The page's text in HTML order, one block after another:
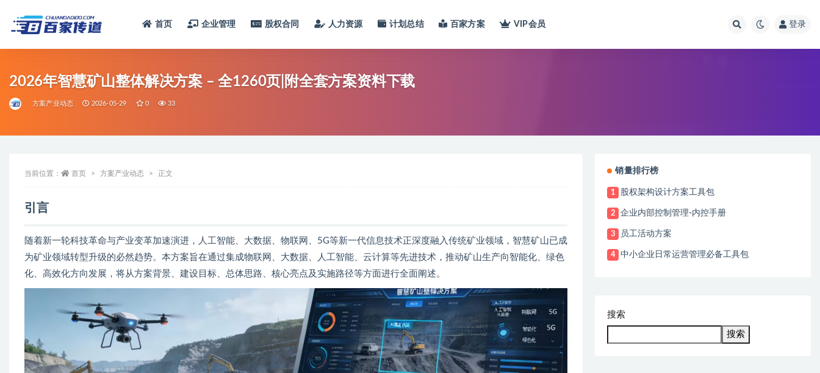
首页 企业管理 股权合同 人力资源 计划总结 百家方案 VIP会员 登录
2026年智慧矿山整体解决方案 – 全1260页|附全套方案资料下载
方案产业动态 2026-05-29 0 33
当前位置： 首页 方案产业动态 正文
引言
随着新一轮科技革命与产业变革加速演进，人工智能、大数据、物联网、5G等新一代信息技术正深度融入传统矿业领域，智慧矿山已成
为矿业领域转型升级的必然趋势。本方案旨在通过集成物联网、大数据、人工智能、云计算等先进技术，推动矿山生产向智能化、绿色
化、高效化方向发展，将从方案背景、建设目标、总体思路、核心亮点及实施路径等方面进行全面阐述。
销量排行榜
1 股权架构设计方案工具包
2 企业内部控制管理-内控手册
3 员工活动方案
4 中小企业日常运营管理必备工具包
搜索
搜索